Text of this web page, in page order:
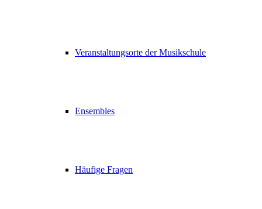
Veranstaltungsorte der Musikschule
Ensembles
Häufige Fragen